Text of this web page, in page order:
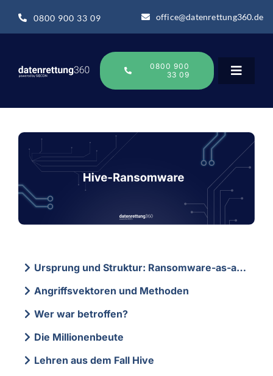
Inhalt
0800 900 33 09 office@datenrettung360.de
Toggle
Über uns
Datenrettung-Wissen
0800 900
33 09
Ursprung und Struktur: Ransomware-as-a-Service auf höchstem Niveau
Angriffsvektoren und Methoden
Wer war betroffen?
Die Millionenbeute
Lehren aus dem Fall Hive